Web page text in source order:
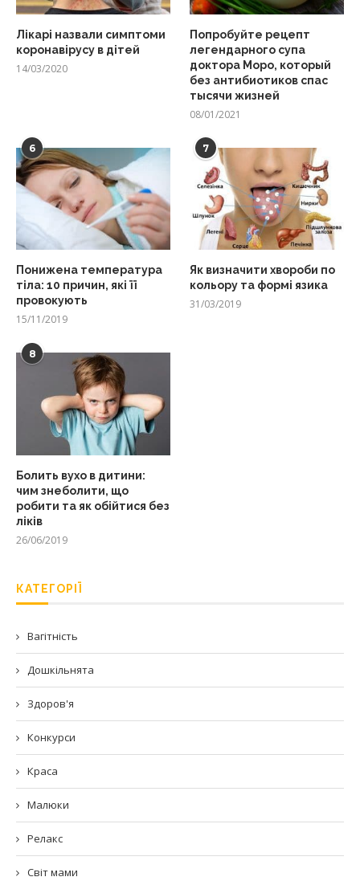
Лікарі назвали симптоми
коронавірусу в дітей
14/03/2020
Попробуйте рецепт
легендарного супа
доктора Моро, который
без антибиотиков спас
тысячи жизней
08/01/2021
6
Понижена температура
тіла: 10 причин, які її
провокують
15/11/2019
7
Як визначити хвороби по
кольору та формі язика
31/03/2019
8
Болить вухо в дитини:
чим знеболити, що
робити та як обійтися без
ліків
26/06/2019
КАТЕГОРІЇ
Вагітність
Дошкільнята
Здоров'я
Конкурси
Краса
Малюки
Релакс
Світ мами